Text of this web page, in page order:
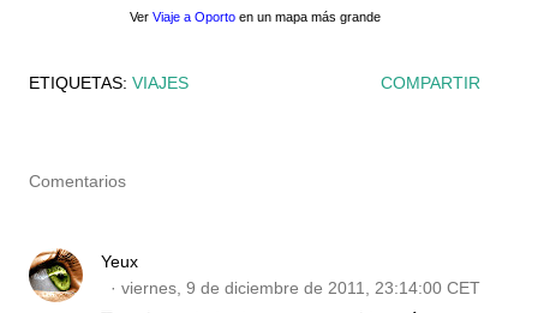
Ver Viaje a Oportoen un mapa más grande
ETIQUETAS: VIAJES COMPARTIR
Comentarios
Yeux
viernes, 9 de diciembre de 2011, 23:14:00 CET